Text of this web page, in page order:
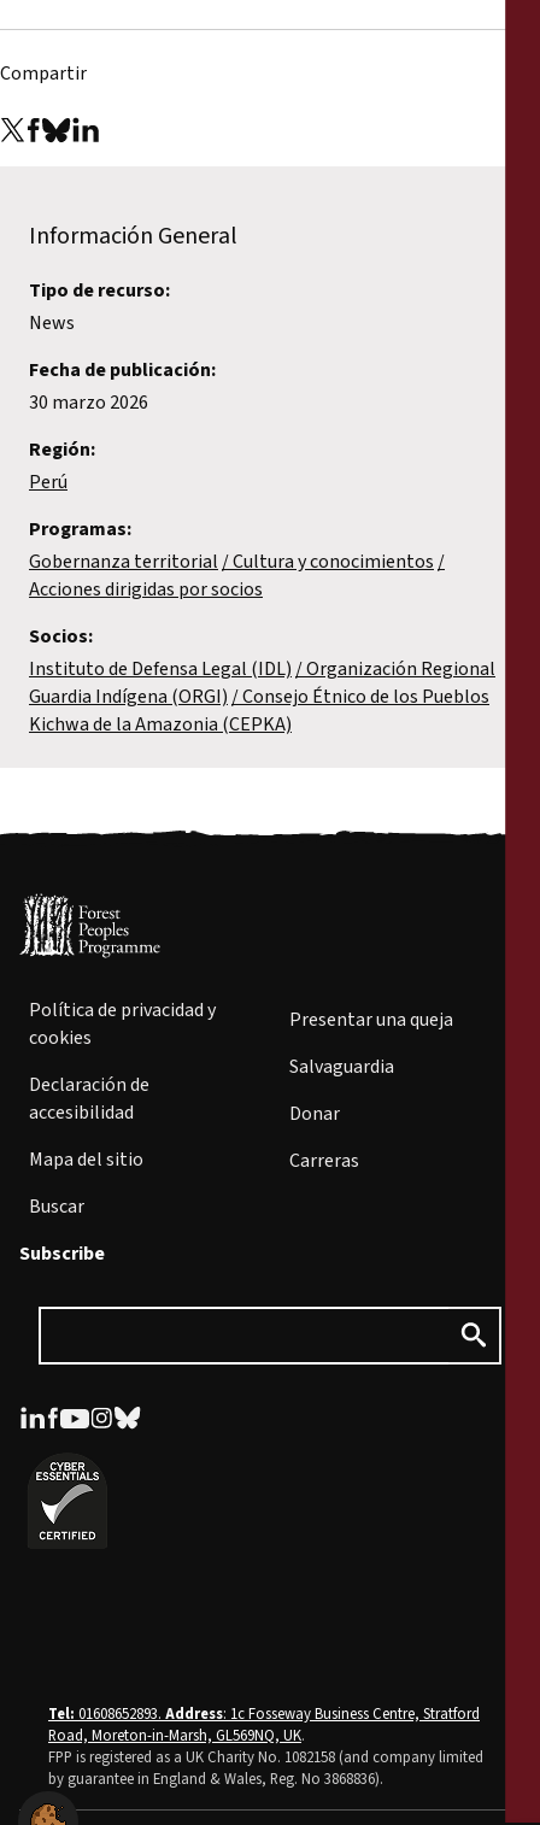
Compartir
Información General
Tipo de recurso:
News
Fecha de publicación:
30 marzo 2026
Región:
Perú
Programas:
Gobernanza territorial Cultura y conocimientos
Acciones dirigidas por socios
Socios:
Instituto de Defensa Legal (IDL) Organización Regional
Guardia Indígena (ORGI) Consejo Étnico de los Pueblos
Kichwa de la Amazonia (CEPKA)
Política de privacidad y
cookies
Declaración de
accesibilidad
Mapa del sitio
Buscar
Presentar una queja
Salvaguardia
Donar
Carreras
Subscribe
Tel: 01608652893. Address: 1c Fosseway Business Centre, Stratford
Road, Moreton-in-Marsh, GL569NQ, UK.
FPP is registered as a UK Charity No. 1082158 (and company limited
by guarantee in England & Wales, Reg. No 3868836).